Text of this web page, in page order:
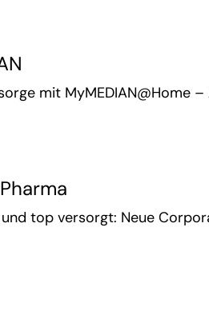
mit MyMEDIAN@Home
top versorgt: Neue